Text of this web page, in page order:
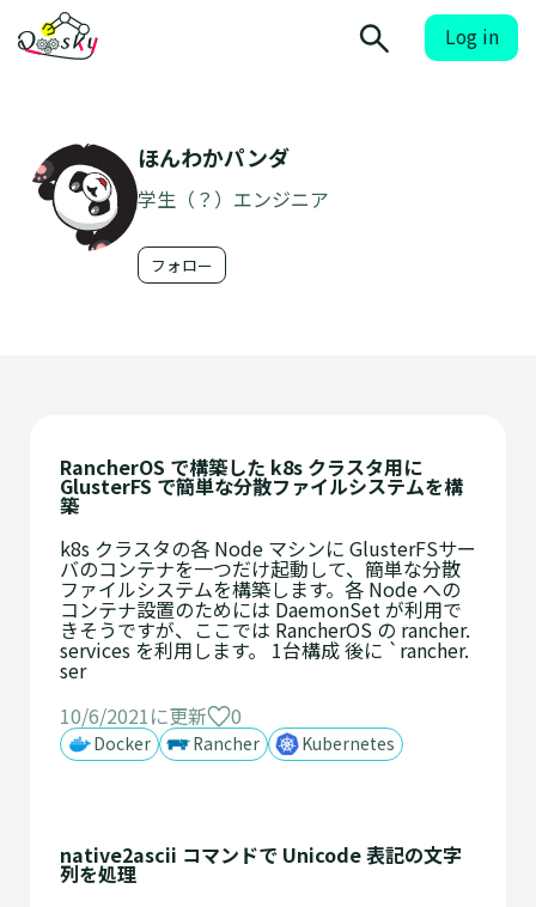
Log in
ほんわかパンダ
学生（？）エンジニア
フォロー
RancherOS で構築した k8s クラスタ用に
GlusterFS で簡単な分散ファイルシステムを構
築
k8s クラスタの各 Node マシンに GlusterFSサー
バのコンテナを一つだけ起動して、簡単な分散
ファイルシステムを構築します。各 Node への
コンテナ設置のためには DaemonSet が利用で
きそうですが、ここでは RancherOS の rancher.
services を利用します。 1台構成 後に `rancher.
ser
10/6/2021に更新
0
Docker Rancher Kubernetes
native2ascii コマンドで Unicode 表記の文字
列を処理